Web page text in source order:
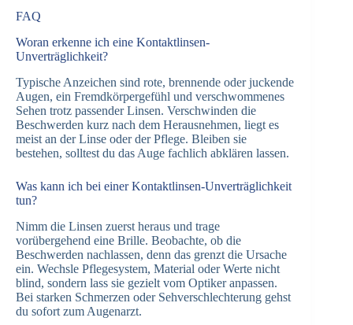
FAQ
Woran erkenne ich eine Kontaktlinsen-
Unverträglichkeit?
Typische Anzeichen sind rote, brennende oder juckende
Augen, ein Fremdkörpergefühl und verschwommenes
Sehen trotz passender Linsen. Verschwinden die
Beschwerden kurz nach dem Herausnehmen, liegt es
meist an der Linse oder der Pflege. Bleiben sie
bestehen, solltest du das Auge fachlich abklären lassen.
Was kann ich bei einer Kontaktlinsen-Unverträglichkeit
tun?
Nimm die Linsen zuerst heraus und trage
vorübergehend eine Brille. Beobachte, ob die
Beschwerden nachlassen, denn das grenzt die Ursache
ein. Wechsle Pflegesystem, Material oder Werte nicht
blind, sondern lass sie gezielt vom Optiker anpassen.
Bei starken Schmerzen oder Sehverschlechterung gehst
du sofort zum Augenarzt.